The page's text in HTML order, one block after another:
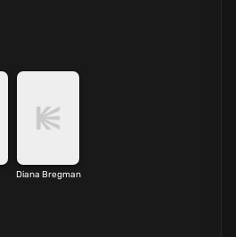
Diana Bregman